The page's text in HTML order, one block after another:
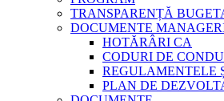
TRANSPARENȚĂ
DOCUMENTE
HOTĂRÂRI CA
CODURI DE
REGULAMENTELE
PLAN DE